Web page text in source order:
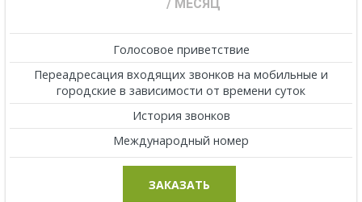
/ МЕСЯЦ
Голосовое приветствие
Переадресация входящих звонков на мобильные и
городские в зависимости от времени суток
История звонков
Международный номер
ЗАКАЗАТЬ